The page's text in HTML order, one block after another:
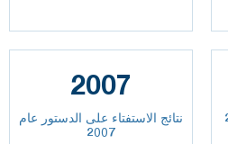
2007
نتائج الاستفتاء على الدستور عام
2007